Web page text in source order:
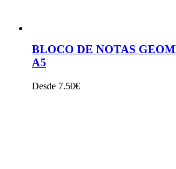
BLOCO DE NOTAS
A5
Desde 7.50€